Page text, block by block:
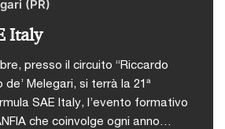
(PR)
Italy
presso il circuito “Riccardo
de’ Melegari, si terrà la 21ª
SAE Italy, l’evento formativo
che coinvolge ogni anno